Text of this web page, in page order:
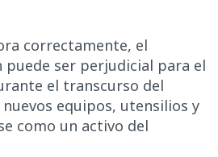
correctamente, el
puede ser perjudicial para el
el transcurso del
equipos, utensilios y
como un activo del